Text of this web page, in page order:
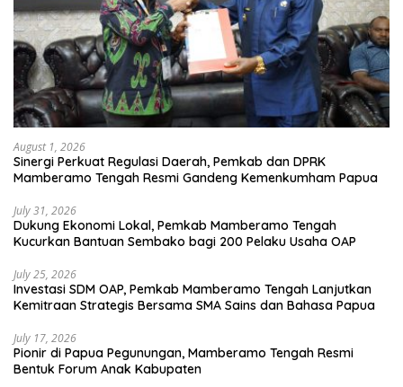
August 1, 2026
Sinergi Perkuat Regulasi Daerah, Pemkab dan DPRK
Mamberamo Tengah Resmi Gandeng Kemenkumham Papua
July 31, 2026
Dukung Ekonomi Lokal, Pemkab Mamberamo Tengah
Kucurkan Bantuan Sembako bagi 200 Pelaku Usaha OAP
July 25, 2026
Investasi SDM OAP, Pemkab Mamberamo Tengah Lanjutkan
Kemitraan Strategis Bersama SMA Sains dan Bahasa Papua
July 17, 2026
Pionir di Papua Pegunungan, Mamberamo Tengah Resmi
Bentuk Forum Anak Kabupaten